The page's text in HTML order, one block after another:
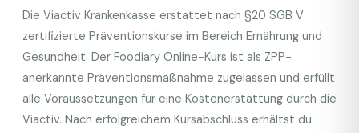
Die Viactiv Krankenkasse erstattet nach §20 SGB V
zertifizierte Präventionskurse im Bereich Ernährung und
Gesundheit. Der Foodiary Online-Kurs ist als ZPP-
anerkannte Präventionsmaßnahme zugelassen und erfüllt
alle Voraussetzungen für eine Kostenerstattung durch die
Viactiv. Nach erfolgreichem Kursabschluss erhältst du